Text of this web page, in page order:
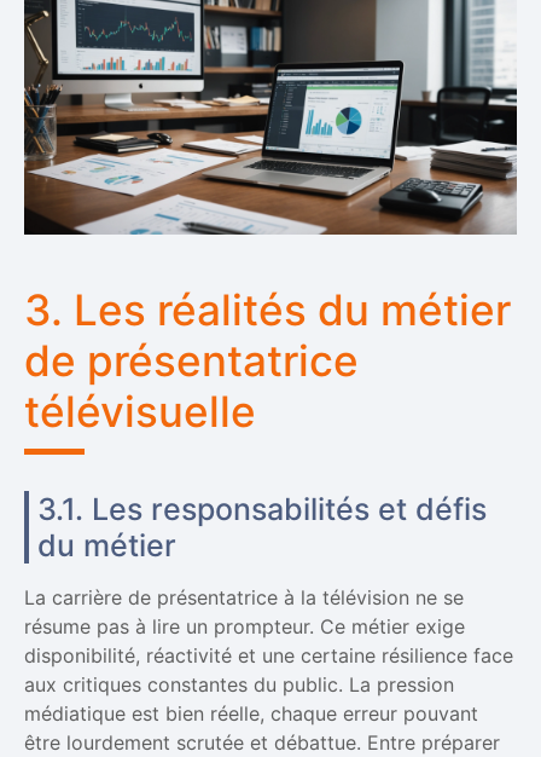
3. Les réalités du métier
de présentatrice
télévisuelle
3.1. Les responsabilités et défis
du métier
La carrière de présentatrice à la télévision ne se
résume pas à lire un prompteur. Ce métier exige
disponibilité, réactivité et une certaine résilience face
aux critiques constantes du public. La pression
médiatique est bien réelle, chaque erreur pouvant
être lourdement scrutée et débattue. Entre préparer